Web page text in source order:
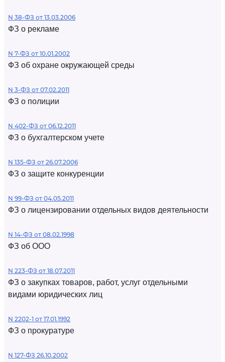
N 38-ФЗ от 13.03.2006
ФЗ о рекламе
N 7-ФЗ от 10.01.2002
ФЗ об охране окружающей среды
N 3-ФЗ от 07.02.2011
ФЗ о полиции
N 402-ФЗ от 06.12.2011
ФЗ о бухгалтерском учете
N 135-ФЗ от 26.07.2006
ФЗ о защите конкуренции
N 99-ФЗ от 04.05.2011
ФЗ о лицензировании отдельных видов деятельности
N 14-ФЗ от 08.02.1998
ФЗ об ООО
N 223-ФЗ от 18.07.2011
ФЗ о закупках товаров, работ, услуг отдельными
видами юридических лиц
N 2202-1 от 17.01.1992
ФЗ о прокуратуре
N 127-ФЗ 26.10.2002